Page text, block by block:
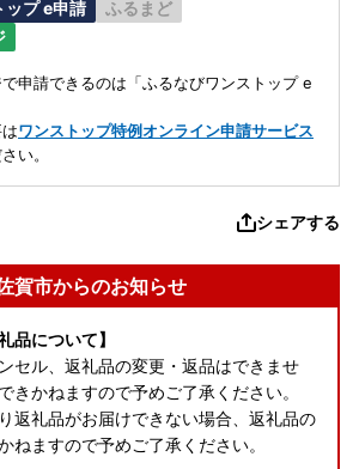
ップ e申請
ふるまど
申請できるのは「ふるなびワンストップ e
ワンストップ特例オンライン申請サービス
い。
シェアする
賀市からのお知らせ
品について】
セル、返礼品の変更・返品はできませ
きかねますので予めご了承ください。
返礼品がお届けできない場合、返礼品の
ねますので予めご了承ください。